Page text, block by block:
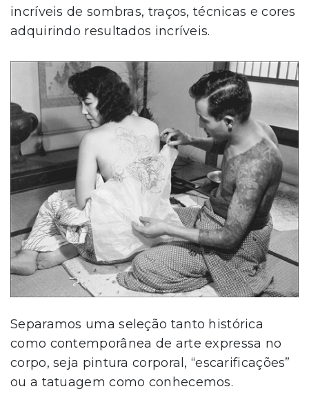
incríveis de sombras, traços, técnicas e cores
adquirindo resultados incríveis.
Separamos uma seleção tanto histórica
como contemporânea de arte expressa no
corpo, seja pintura corporal, “escarificações”
ou a tatuagem como conhecemos.